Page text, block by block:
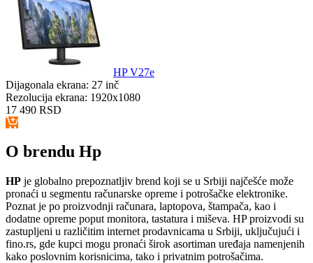
HP V27e
Dijagonala ekrana: 27 inč
Rezolucija ekrana: 1920x1080
17 490 RSD
O brendu Hp
HP je globalno prepoznatljiv brend koji se u Srbiji najčešće može
pronaći u segmentu računarske opreme i potrošačke elektronike.
Poznat je po proizvodnji računara, laptopova, štampača, kao i
dodatne opreme poput monitora, tastatura i miševa. HP proizvodi su
zastupljeni u različitim internet prodavnicama u Srbiji, uključujući i
fino.rs, gde kupci mogu pronaći širok asortiman uređaja namenjenih
kako poslovnim korisnicima, tako i privatnim potrošačima.